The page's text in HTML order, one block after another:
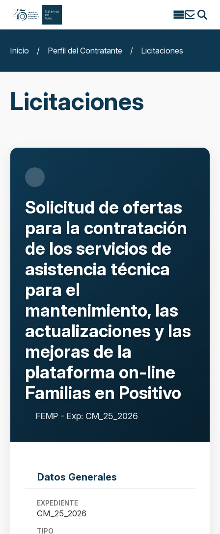
Search
Inicio
/ Perfil del Contratante / Licitaciones
Licitaciones
Solicitud de ofertas
para la contratación
de los servicios de
asistencia técnica
para el
mantenimiento, las
actualizaciones y las
mejoras de la
plataforma on-line
Familias en Positivo
FEMP - Exp: CM_25_2026
Datos Generales
EXPEDIENTE
CM_25_2026
TIPO